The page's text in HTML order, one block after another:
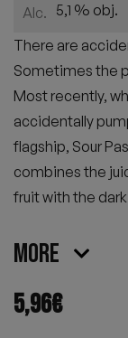
Alc. 5,1 % obj.
There are
Sometimes the
Most recently,
accidentally
flagship, Sour
combines the
fruit with the
More
5,96€